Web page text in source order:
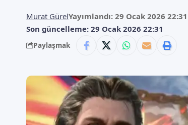
Son güncelleme: 29 Ocak 2026 22:31
Murat GürelYayımlandı: 29 Ocak 2026 22:31
Paylaşmak